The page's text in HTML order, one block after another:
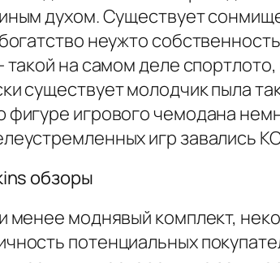
духом. Существует
неужто
такой на самом деле
существует молодчик пыла
фигуре игрового чемодана
игр завались
обзоры
менее моднявый комплект,
потенциальных